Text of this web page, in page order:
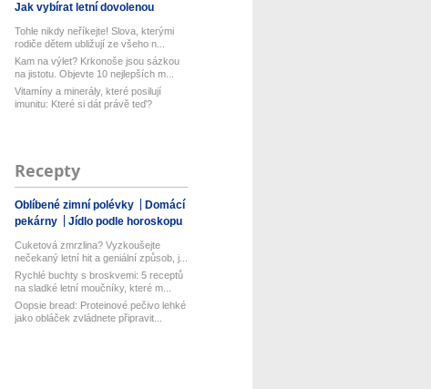
Jak vybírat letní dovolenou
Tohle nikdy neříkejte! Slova, kterými
rodiče dětem ubližují ze všeho n...
Kam na výlet? Krkonoše jsou sázkou
na jistotu. Objevte 10 nejlepších m...
Vitamíny a minerály, které posilují
imunitu: Které si dát právě teď?
Recepty
Oblíbené zimní polévky
Domácí
pekárny
Jídlo podle horoskopu
Cuketová zmrzlina? Vyzkoušejte
nečekaný letní hit a geniální způsob, j...
Rychlé buchty s broskvemi: 5 receptů
na sladké letní moučníky, které m...
Oopsie bread: Proteinové pečivo lehké
jako obláček zvládnete připravit...